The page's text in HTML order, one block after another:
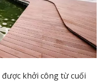
được khởi công từ cuối